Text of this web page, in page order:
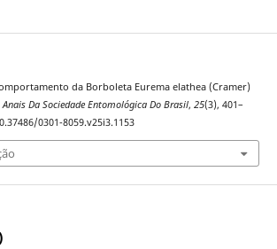
da Borboleta Eurema elathea (Cramer)
Anais Da Sociedade Entomológica Do Brasil, 25(3), 401–
0301-8059.v25i3.1153